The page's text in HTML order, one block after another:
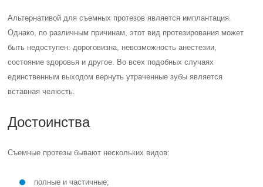
Альтернативой для съемных протезов является имплантация.
Однако, по различным причинам, этот вид протезирования может
быть недоступен: дороговизна, невозможность анестезии,
состояние здоровья и другое. Во всех подобных случаях
единственным выходом вернуть утраченные зубы является
вставная челюсть.
Достоинства
Съемные протезы бывают нескольких видов:
полные и частичные;